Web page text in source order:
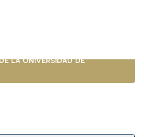
la Universidad de